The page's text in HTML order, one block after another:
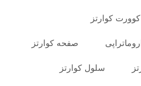
کوورت کوارتز
صفحه کوارتز
سلول کوارتز